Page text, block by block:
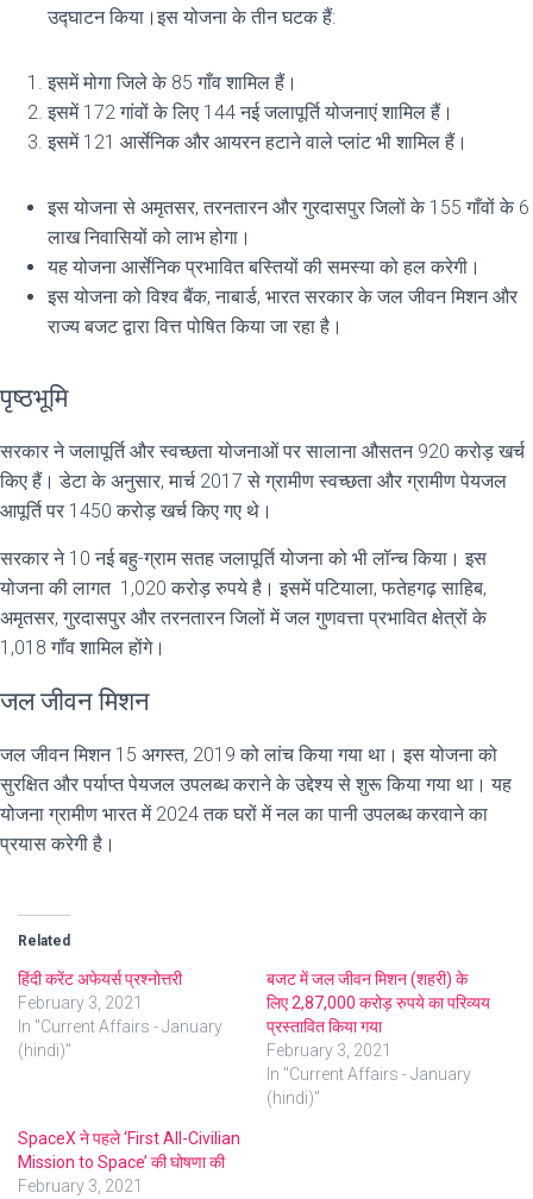
उद्घाटन किया।इस योजना के तीन घटक हैं:
इसमें मोगा जिले के 85 गाँव शामिल हैं।
इसमें 172 गांवों के लिए 144 नई जलापूर्ति योजनाएं शामिल हैं।
इसमें 121 आर्सेनिक और आयरन हटाने वाले प्लांट भी शामिल हैं।
इस योजना से अमृतसर, तरनतारन और गुरदासपुर जिलों के 155 गाँवों के 6
लाख निवासियों को लाभ होगा।
यह योजना आर्सेनिक प्रभावित बस्तियों की समस्या को हल करेगी।
इस योजना को विश्व बैंक, नाबार्ड, भारत सरकार के जल जीवन मिशन और
राज्य बजट द्वारा वित्त पोषित किया जा रहा है।
पृष्ठभूमि
सरकार ने जलापूर्ति और स्वच्छता योजनाओं पर सालाना औसतन 920 करोड़ खर्च
किए हैं। डेटा के अनुसार, मार्च 2017 से ग्रामीण स्वच्छता और ग्रामीण पेयजल
आपूर्ति पर 1450 करोड़ खर्च किए गए थे।
सरकार ने 10 नई बहु-ग्राम सतह जलापूर्ति योजना को भी लॉन्च किया। इस
योजना की लागत 1,020 करोड़ रुपये है। इसमें पटियाला, फतेहगढ़ साहिब,
अमृतसर, गुरदासपुर और तरनतारन जिलों में जल गुणवत्ता प्रभावित क्षेत्रों के
1,018 गाँव शामिल होंगे।
जल जीवन मिशन
जल जीवन मिशन 15 अगस्त, 2019 को लांच किया गया था। इस योजना को
सुरक्षित और पर्याप्त पेयजल उपलब्ध कराने के उद्देश्य से शुरू किया गया था। यह
योजना ग्रामीण भारत में 2024 तक घरों में नल का पानी उपलब्ध करवाने का
प्रयास करेगी है।
Related
हिंदी करेंट अफेयर्स प्रश्नोत्तरी
February 3, 2021
In "Current Affairs - January
(hindi)"
बजट में जल जीवन मिशन (शहरी) के
लिए 2,87,000 करोड़ रुपये का परिव्यय
प्रस्तावित किया गया
February 3, 2021
In "Current Affairs - January
(hindi)"
SpaceX ने पहले ‘First All-Civilian
Mission to Space’ की घोषणा की
February 3, 2021